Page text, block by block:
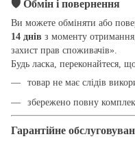
🛡 Обмін і повернення
Ви можете обміняти або
14 днів з моменту
захист прав споживачів».
Будь ласка, переконайтеся,
товар не має слідів
збережено повну
Гарантійне